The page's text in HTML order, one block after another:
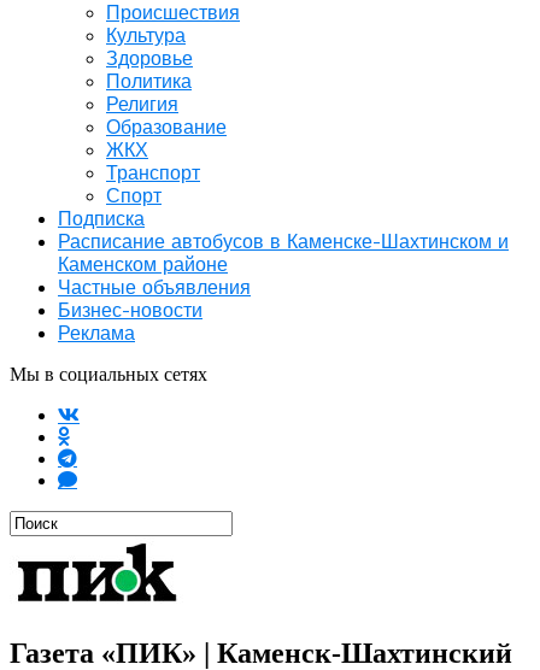
Происшествия
Культура
Здоровье
Политика
Религия
Образование
ЖКХ
Транспорт
Спорт
Подписка
Расписание автобусов в Каменске-Шахтинском и
Каменском районе
Частные объявления
Бизнес-новости
Реклама
Мы в социальных сетях
Газета «ПИК» | Каменск-Шахтинский